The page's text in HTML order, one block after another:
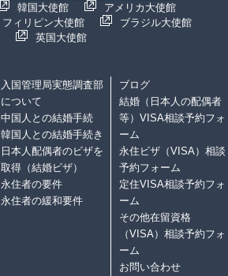
韓国大使館
アメリカ大使館
フィリピン大使館
ブラジル大使館
英国大使館
入国管理局実態調査部
について
中国人との結婚手続
韓国人との結婚手続き
日本人配偶者のビザを
取得（結婚ビザ）
永住者の要件
永住者の緩和要件
ブログ
結婚（日本人の配偶者
等）VISA相談予約フォ
ーム
永住ビザ（VISA）相談
予約フォーム
定住VISA相談予約フォ
ーム
その他在留資格
（VISA）相談予約フォ
ーム
お問い合わせ